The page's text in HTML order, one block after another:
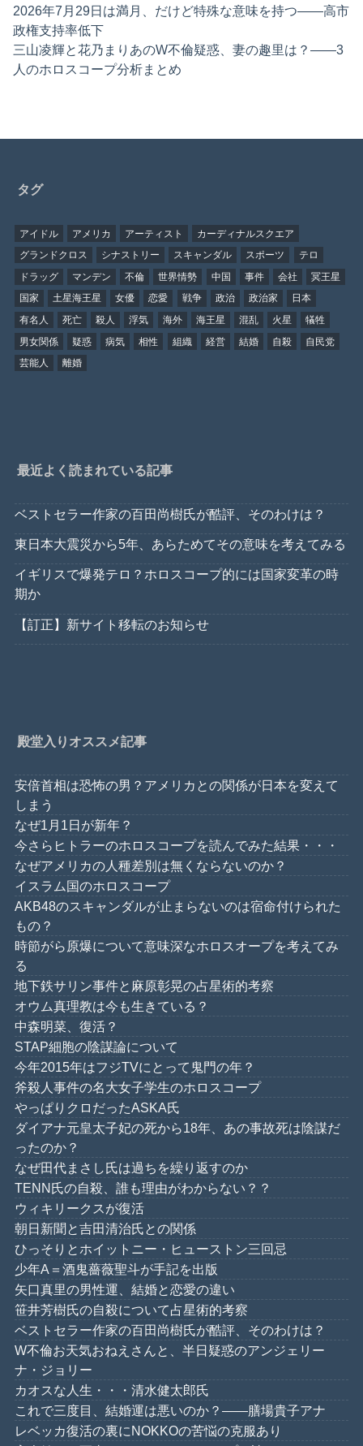
2026年7月29日は満月、だけど特殊な意味を持つ——高市
政権支持率低下
三山凌輝と花乃まりあのW不倫疑惑、妻の趣里は？——3
人のホロスコープ分析まとめ
タグ
アイドル アメリカ アーティスト
カーディナルスクエア
グランドクロス
シナストリー スキャンダル スポーツ
テロ
ドラッグ
マンデン 不倫 世界情勢 中国 事件 会社
冥王星
国家
土星海王星 女優 恋愛 戦争 政治 政治家
日本
有名人
死亡 殺人 浮気 海外 海王星 混乱 火星
犠牲
男女関係
疑惑 病気 相性 組織 経営 結婚 自殺
自民党
芸能人
離婚
最近よく読まれている記事
ベストセラー作家の百田尚樹氏が酷評、そのわけは？
東日本大震災から5年、あらためてその意味を考えてみる
イギリスで爆発テロ？ホロスコープ的には国家変革の時
期か
【訂正】新サイト移転のお知らせ
殿堂入りオススメ記事
安倍首相は恐怖の男？アメリカとの関係が日本を変えて
しまう
なぜ1月1日が新年？
今さらヒトラーのホロスコープを読んでみた結果・・・
なぜアメリカの人種差別は無くならないのか？
イスラム国のホロスコープ
AKB48のスキャンダルが止まらないのは宿命付けられた
もの？
時節がら原爆について意味深なホロスオープを考えてみ
る
地下鉄サリン事件と麻原彰晃の占星術的考察
オウム真理教は今も生きている？
中森明菜、復活？
STAP細胞の陰謀論について
今年2015年はフジTVにとって鬼門の年？
斧殺人事件の名大女子学生のホロスコープ
やっぱりクロだったASKA氏
ダイアナ元皇太子妃の死から18年、あの事故死は陰謀だ
ったのか？
なぜ田代まさし氏は過ちを繰り返すのか
TENN氏の自殺、誰も理由がわからない？？
ウィキリークスが復活
朝日新聞と吉田清治氏との関係
ひっそりとホイットニー・ヒューストン三回忌
少年A＝酒鬼薔薇聖斗が手記を出版
矢口真里の男性運、結婚と恋愛の違い
笹井芳樹氏の自殺について占星術的考察
ベストセラー作家の百田尚樹氏が酷評、そのわけは？
W不倫お天気おねえさんと、半日疑惑のアンジェリー
ナ・ジョリー
カオスな人生・・・清水健太郎氏
これで三度目、結婚運は悪いのか？――膳場貴子アナ
レベッカ復活の裏にNOKKOの苦悩の克服あり